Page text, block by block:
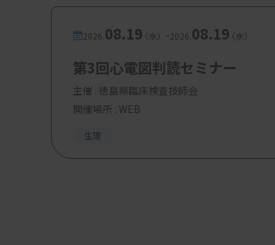
2026. 08.19（水） -2026. 08.19（水）
第3回心電図判読セミナー
主催 : 徳島県臨床検査技師会
開催場所 : WEB
生理